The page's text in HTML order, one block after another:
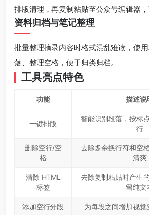
排版清理，再复制粘贴至公众号编辑器，
资料归档与笔记整理
批量整理摘录内容时格式混乱难读，使
落、整理空格，便于归类归档。
工具亮点特色
功能 描述说
一键排版
智能识别段落，按标
行
删除空行/空
格
去除多余换行符和空
清爽
清除 HTML
标签
去除复制粘贴时产生
留纯文
添加空行分段 为每段之间增加视觉